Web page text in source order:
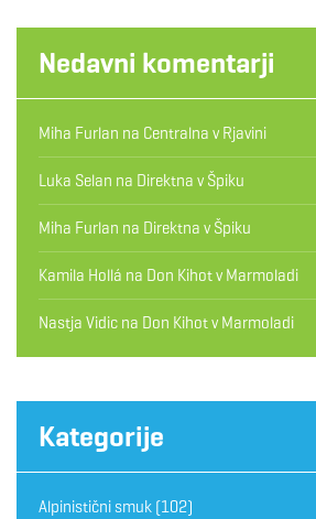
Nedavni komentarji
Miha Furlan na Centralna v Rjavini
Luka Selan na Direktna v Špiku
Miha Furlan na Direktna v Špiku
Kamila Hollá na Don Kihot v Marmoladi
Nastja Vidic na Don Kihot v Marmoladi
Kategorije
Alpinistični smuk (102)